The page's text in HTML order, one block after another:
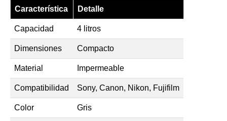
Característica Detalle
Capacidad 4 litros
Dimensiones Compacto
Material Impermeable
Compatibilidad Sony, Canon, Nikon, Fujifilm
Color Gris